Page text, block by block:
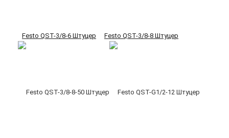
Festo QST-3/8-6 Штуцер Festo QST-3/8-8 Штуцер